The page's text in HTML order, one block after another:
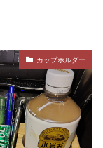
カップホルダー